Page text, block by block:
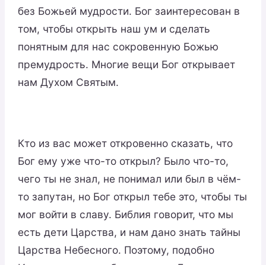
без Божьей мудрости. Бог заинтересован в
том, чтобы открыть наш ум и сделать
понятным для нас сокровенную Божью
премудрость. Многие вещи Бог открывает
нам Духом Святым.
Кто из вас может откровенно сказать, что
Бог ему уже что-то открыл? Было что-то,
чего ты не знал, не понимал или был в чём-
то запутан, но Бог открыл тебе это, чтобы ты
мог войти в славу. Библия говорит, что мы
есть дети Царства, и нам дано знать тайны
Царства Небесного. Поэтому, подобно